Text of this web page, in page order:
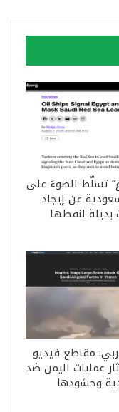
تسلّط الضوءَ على
عن إيجاد
بديلة لنفطها
مقاطع فيديو
عمليات اليمن ضد
وحشودها